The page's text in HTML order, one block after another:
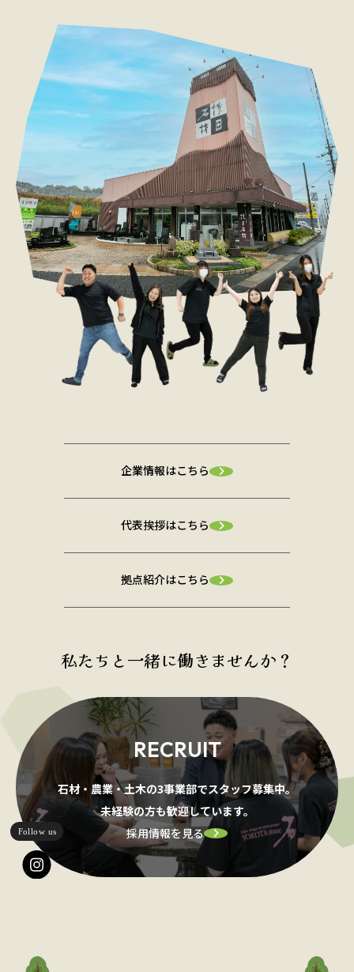
企業情報はこちら
代表挨拶はこちら
拠点紹介はこちら
私たちと一緒に働きませんか？
RECRUIT
石材・農業・土木の3事業部でスタッフ募集中。
未経験の方も歓迎しています。
採用情報を見る